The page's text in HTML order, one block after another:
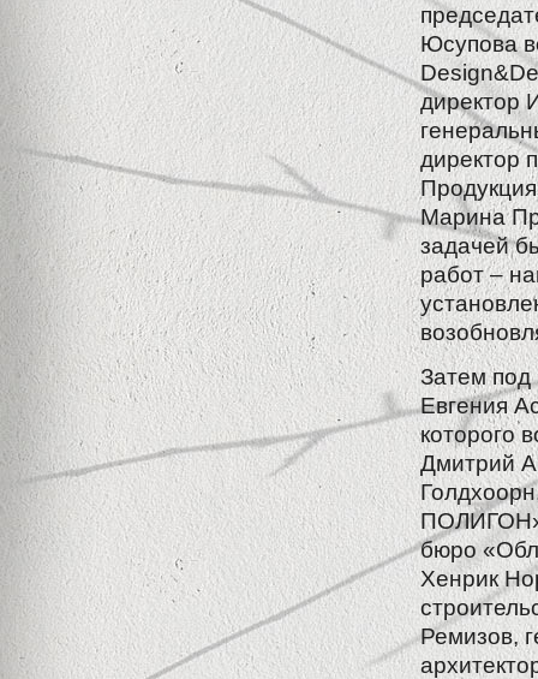
Юсупова
директор
директор
Марина
задачей
работ –
Затем
Евгения
которого
Дмитрий
ПОЛИГОН»
бюро
Хенрик
Ремизов,